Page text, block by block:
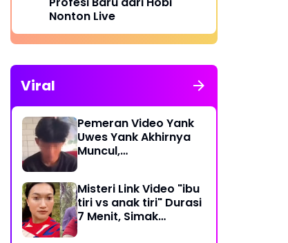
Nonton Live
Viral
Pemeran Video Yank
Uwes Yank Akhirnya
Muncul,
Misteri Link Video "ibu
tiri vs anak tiri" Durasi
7 Menit, Simak